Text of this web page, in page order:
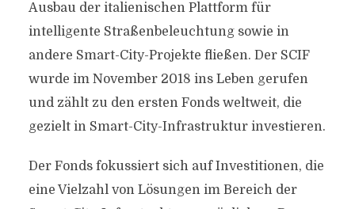
Ausbau der italienischen Plattform für
intelligente Straßenbeleuchtung sowie in
andere Smart-City-Projekte fließen. Der SCIF
wurde im November 2018 ins Leben gerufen
und zählt zu den ersten Fonds weltweit, die
gezielt in Smart-City-Infrastruktur investieren.
Der Fonds fokussiert sich auf Investitionen, die
eine Vielzahl von Lösungen im Bereich der